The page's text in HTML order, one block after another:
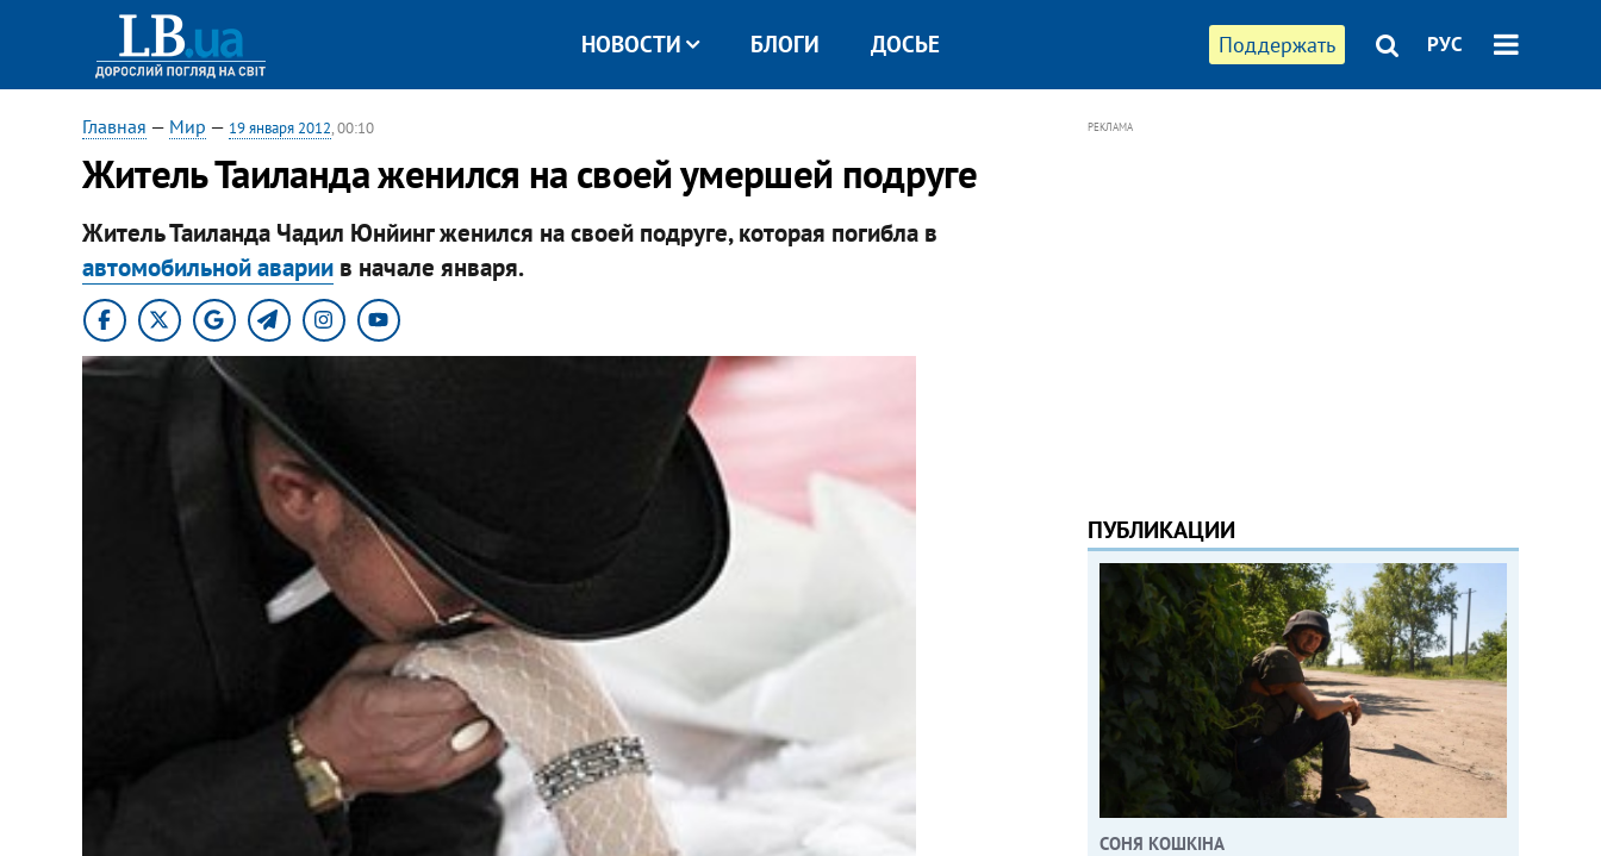
Поддержать РУС
НОВОСТИ БЛОГИ ДОСЬЕ
Главная — Мир — 19 января 2012, 00:10
Житель Таиланда женился на своей умершей подруге
Житель Таиланда Чадил Юнйинг женился на своей подруге, которая погибла в
автомобильной авариив начале января.
РЕКЛАМА
ПУБЛИКАЦИИ
СОНЯ КОШКІНА